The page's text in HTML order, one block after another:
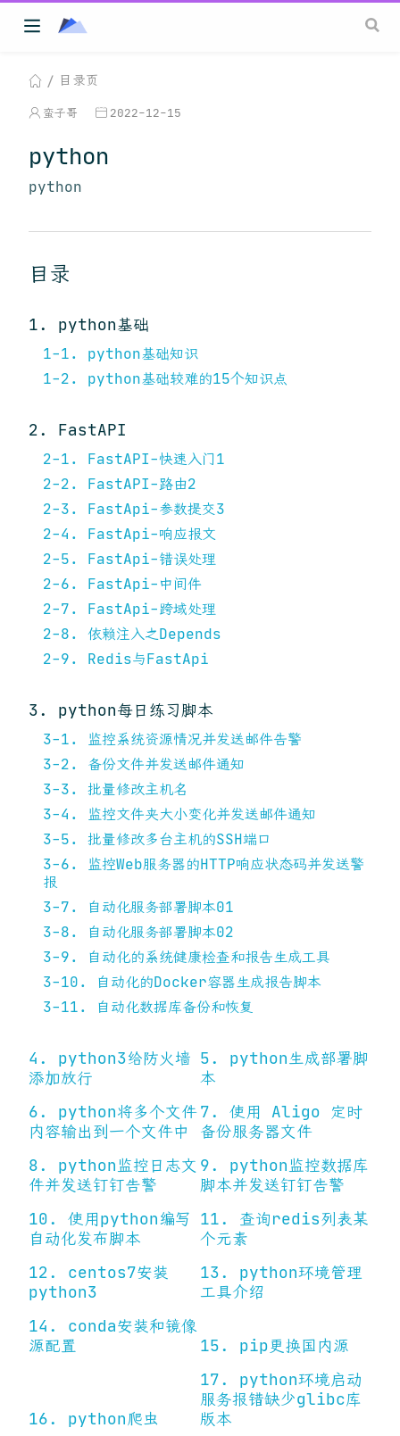
目录页
蛮子哥 2022-12-15
python
python
目录
1. python基础
1-1. python基础知识
1-2. python基础较难的15个知识点
2. FastAPI
2-1. FastAPI-快速入门1
2-2. FastAPI-路由2
2-3. FastApi-参数提交3
2-4. FastApi-响应报文
2-5. FastApi-错误处理
2-6. FastApi-中间件
2-7. FastApi-跨域处理
2-8. 依赖注入之Depends
2-9. Redis与FastApi
3. python每日练习脚本
3-1. 监控系统资源情况并发送邮件告警
3-2. 备份文件并发送邮件通知
3-3. 批量修改主机名
3-4. 监控文件夹大小变化并发送邮件通知
3-5. 批量修改多台主机的SSH端口
3-6. 监控Web服务器的HTTP响应状态码并发送警
报
3-7. 自动化服务部署脚本01
3-8. 自动化服务部署脚本02
3-9. 自动化的系统健康检查和报告生成工具
3-10. 自动化的Docker容器生成报告脚本
3-11. 自动化数据库备份和恢复
4. python3给防火墙
添加放行
5. python生成部署脚
本
6. python将多个文件
内容输出到一个文件中
7. 使用 Aligo 定时
备份服务器文件
8. python监控日志文
件并发送钉钉告警
9. python监控数据库
脚本并发送钉钉告警
10. 使用python编写
自动化发布脚本
11. 查询redis列表某
个元素
12. centos7安装
python3
13. python环境管理
工具介绍
14. conda安装和镜像
源配置
15. pip更换国内源
16. python爬虫
17. python环境启动
服务报错缺少glibc库
版本